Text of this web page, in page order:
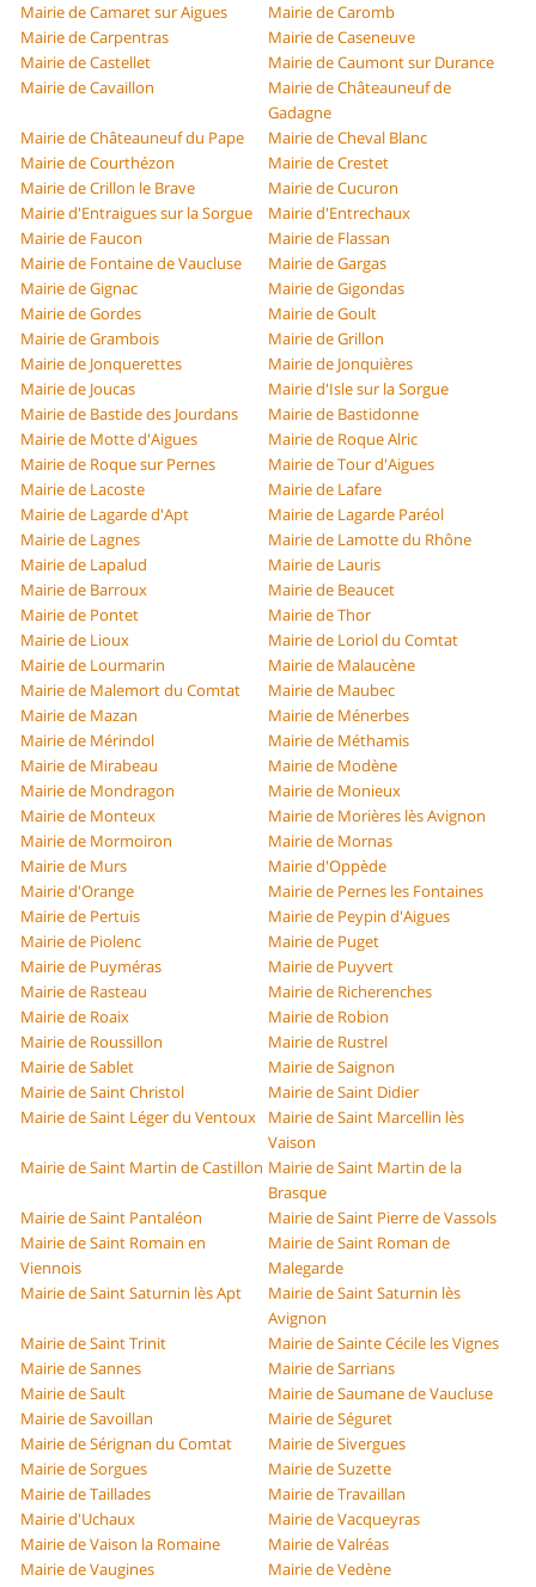
Mairie de Camaret sur Aigues
Mairie de Caromb
Mairie de Carpentras
Mairie de Caseneuve
Mairie de Castellet
Mairie de Caumont sur Durance
Mairie de Cavaillon
Mairie de Châteauneuf de
Gadagne
Mairie de Châteauneuf du Pape
Mairie de Cheval Blanc
Mairie de Courthézon
Mairie de Crestet
Mairie de Crillon le Brave
Mairie de Cucuron
Mairie d'Entraigues sur la Sorgue
Mairie d'Entrechaux
Mairie de Faucon
Mairie de Flassan
Mairie de Fontaine de Vaucluse
Mairie de Gargas
Mairie de Gignac
Mairie de Gigondas
Mairie de Gordes
Mairie de Goult
Mairie de Grambois
Mairie de Grillon
Mairie de Jonquerettes
Mairie de Jonquières
Mairie de Joucas
Mairie d'Isle sur la Sorgue
Mairie de Bastide des Jourdans
Mairie de Bastidonne
Mairie de Motte d'Aigues
Mairie de Roque Alric
Mairie de Roque sur Pernes
Mairie de Tour d'Aigues
Mairie de Lacoste
Mairie de Lafare
Mairie de Lagarde d'Apt
Mairie de Lagarde Paréol
Mairie de Lagnes
Mairie de Lamotte du Rhône
Mairie de Lapalud
Mairie de Lauris
Mairie de Barroux
Mairie de Beaucet
Mairie de Pontet
Mairie de Thor
Mairie de Lioux
Mairie de Loriol du Comtat
Mairie de Lourmarin
Mairie de Malaucène
Mairie de Malemort du Comtat
Mairie de Maubec
Mairie de Mazan
Mairie de Ménerbes
Mairie de Mérindol
Mairie de Méthamis
Mairie de Mirabeau
Mairie de Modène
Mairie de Mondragon
Mairie de Monieux
Mairie de Monteux
Mairie de Morières lès Avignon
Mairie de Mormoiron
Mairie de Mornas
Mairie de Murs
Mairie d'Oppède
Mairie d'Orange
Mairie de Pernes les Fontaines
Mairie de Pertuis
Mairie de Peypin d'Aigues
Mairie de Piolenc
Mairie de Puget
Mairie de Puyméras
Mairie de Puyvert
Mairie de Rasteau
Mairie de Richerenches
Mairie de Roaix
Mairie de Robion
Mairie de Roussillon
Mairie de Rustrel
Mairie de Sablet
Mairie de Saignon
Mairie de Saint Christol
Mairie de Saint Didier
Mairie de Saint Léger du Ventoux
Mairie de Saint Marcellin lès
Vaison
Mairie de Saint Martin de Castillon Mairie de Saint Martin de la
Brasque
Mairie de Saint Pantaléon
Mairie de Saint Pierre de Vassols
Mairie de Saint Romain en
Viennois
Mairie de Saint Roman de
Malegarde
Mairie de Saint Saturnin lès Apt
Mairie de Saint Saturnin lès
Avignon
Mairie de Saint Trinit
Mairie de Sainte Cécile les Vignes
Mairie de Sannes
Mairie de Sarrians
Mairie de Sault
Mairie de Saumane de Vaucluse
Mairie de Savoillan
Mairie de Séguret
Mairie de Sérignan du Comtat
Mairie de Sivergues
Mairie de Sorgues
Mairie de Suzette
Mairie de Taillades
Mairie de Travaillan
Mairie d'Uchaux
Mairie de Vacqueyras
Mairie de Vaison la Romaine
Mairie de Valréas
Mairie de Vaugines
Mairie de Vedène